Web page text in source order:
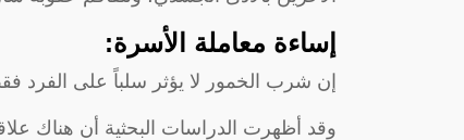
إساءة معاملة الأسرة:
إن شرب الخمور لا يؤثر سلباً على الفرد
وقد أظهرت الدراسات البحثية أن هناك